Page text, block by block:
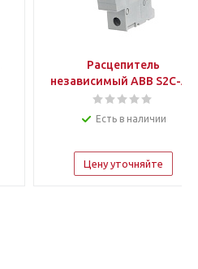
Расцепитель
независимый ABB S2C-A2
Есть в наличии
Цену уточняйте